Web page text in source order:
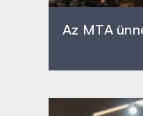
Az MTA